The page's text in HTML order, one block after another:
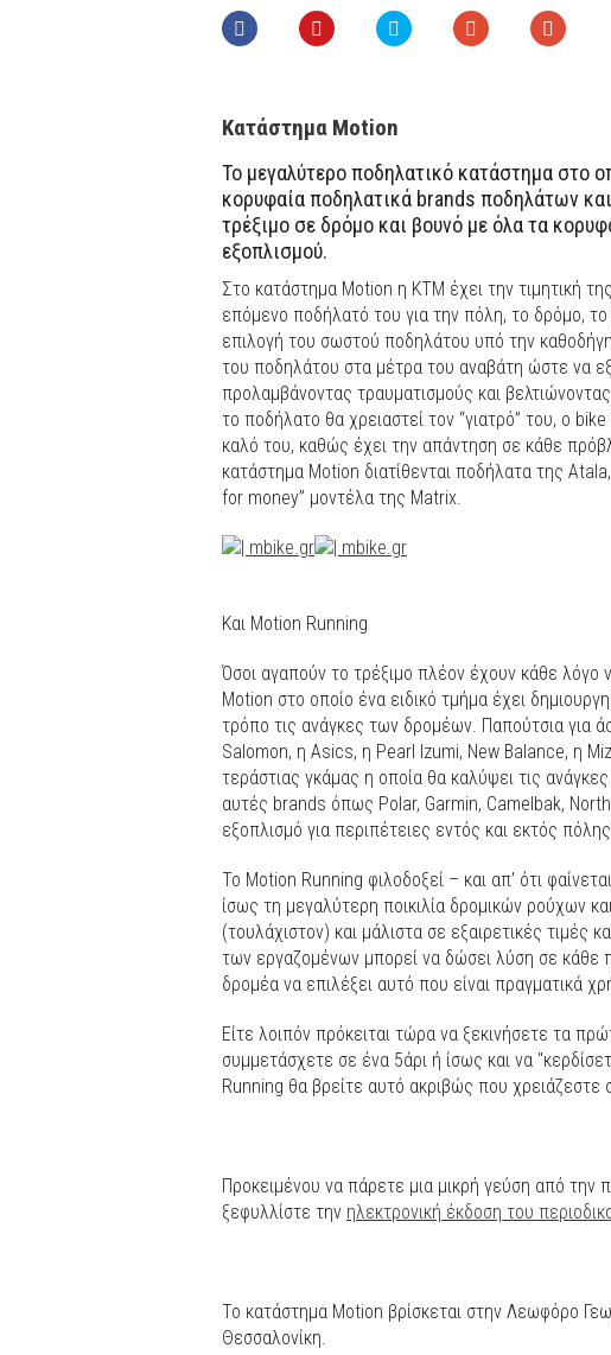
Kατάστημα Motion
Το μεγαλύτερο ποδηλατικό κατάστημα στο
κορυφαία ποδηλατικά brands ποδηλάτων
τρέξιμο σε δρόμο και βουνό με όλα τα
εξοπλισμού.
Στο κατάστημα Motion η ΚΤΜ έχει την τιμητική
επόμενο ποδήλατό του για την πόλη, το δρόμο,
επιλογή του σωστού ποδηλάτου υπό την
του ποδηλάτου στα μέτρα του αναβάτη ώστε να
προλαμβάνοντας τραυματισμούς και
το ποδήλατο θα χρειαστεί τον “γιατρό” του, ο
καλό του, καθώς έχει την απάντηση σε κάθε
κατάστημα Motion διατίθενται ποδήλατα της
for money” μοντέλα της Matrix.
Kαι Motion Running
Όσοι αγαπούν το τρέξιμο πλέον έχουν κάθε λόγο
Motion στο οποίο ένα ειδικό τμήμα έχει
τρόπο τις ανάγκες των δρομέων. Παπούτσια
Salomon, η Asics, η Pearl Izumi, New Balance, η
τεράστιας γκάμας η οποία θα καλύψει τις
αυτές brands όπως Polar, Garmin, Camelbak,
εξοπλισμό για περιπέτειες εντός και εκτός
Το Motion Running φιλοδοξεί – και απ' ότι
ίσως τη μεγαλύτερη ποικιλία δρομικών ρούχων
(τουλάχιστον) και μάλιστα σε εξαιρετικές τιμές
των εργαζομένων μπορεί να δώσει λύση σε κάθε
δρομέα να επιλέξει αυτό που είναι πραγματικά
Είτε λοιπόν πρόκειται τώρα να ξεκινήσετε τα
συμμετάσχετε σε ένα 5άρι ή ίσως και να
Running θα βρείτε αυτό ακριβώς που
Προκειμένου να πάρετε μια μικρή γεύση από την
ξεφυλλίστε την ηλεκτρονική έκδοση του
Το κατάστημα Motion βρίσκεται στην Λεωφόρο
Θεσσαλονίκη.